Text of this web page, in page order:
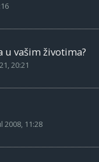
u vašim životima?
20:21
2008, 11:28